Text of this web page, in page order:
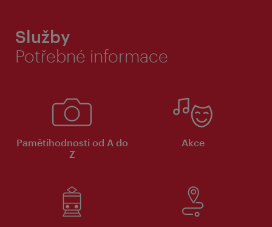
Služby
Potřebné informace
Pamětihodnosti od A do
Z
Akce